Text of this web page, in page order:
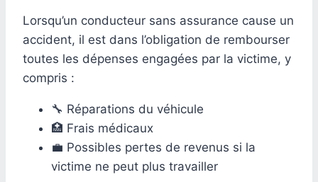
Lorsqu’un conducteur sans assurance cause un
accident, il est dans l’obligation de rembourser
toutes les dépenses engagées par la victime, y
compris :
🔧 Réparations du véhicule
🏥 Frais médicaux
💼 Possibles pertes de revenus si la
victime ne peut plus travailler